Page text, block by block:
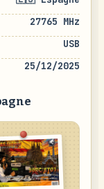
27765 MHz
USB
25/12/2025